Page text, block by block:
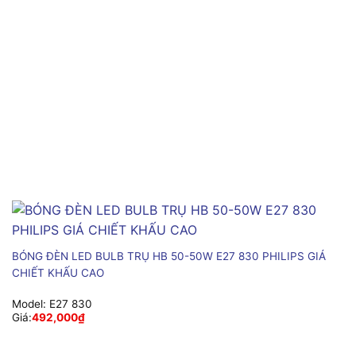
BÓNG ĐÈN LED BULB TRỤ HB 50-50W E27 830 PHILIPS GIÁ
CHIẾT KHẤU CAO
Model: E27 830
Giá:492,000₫